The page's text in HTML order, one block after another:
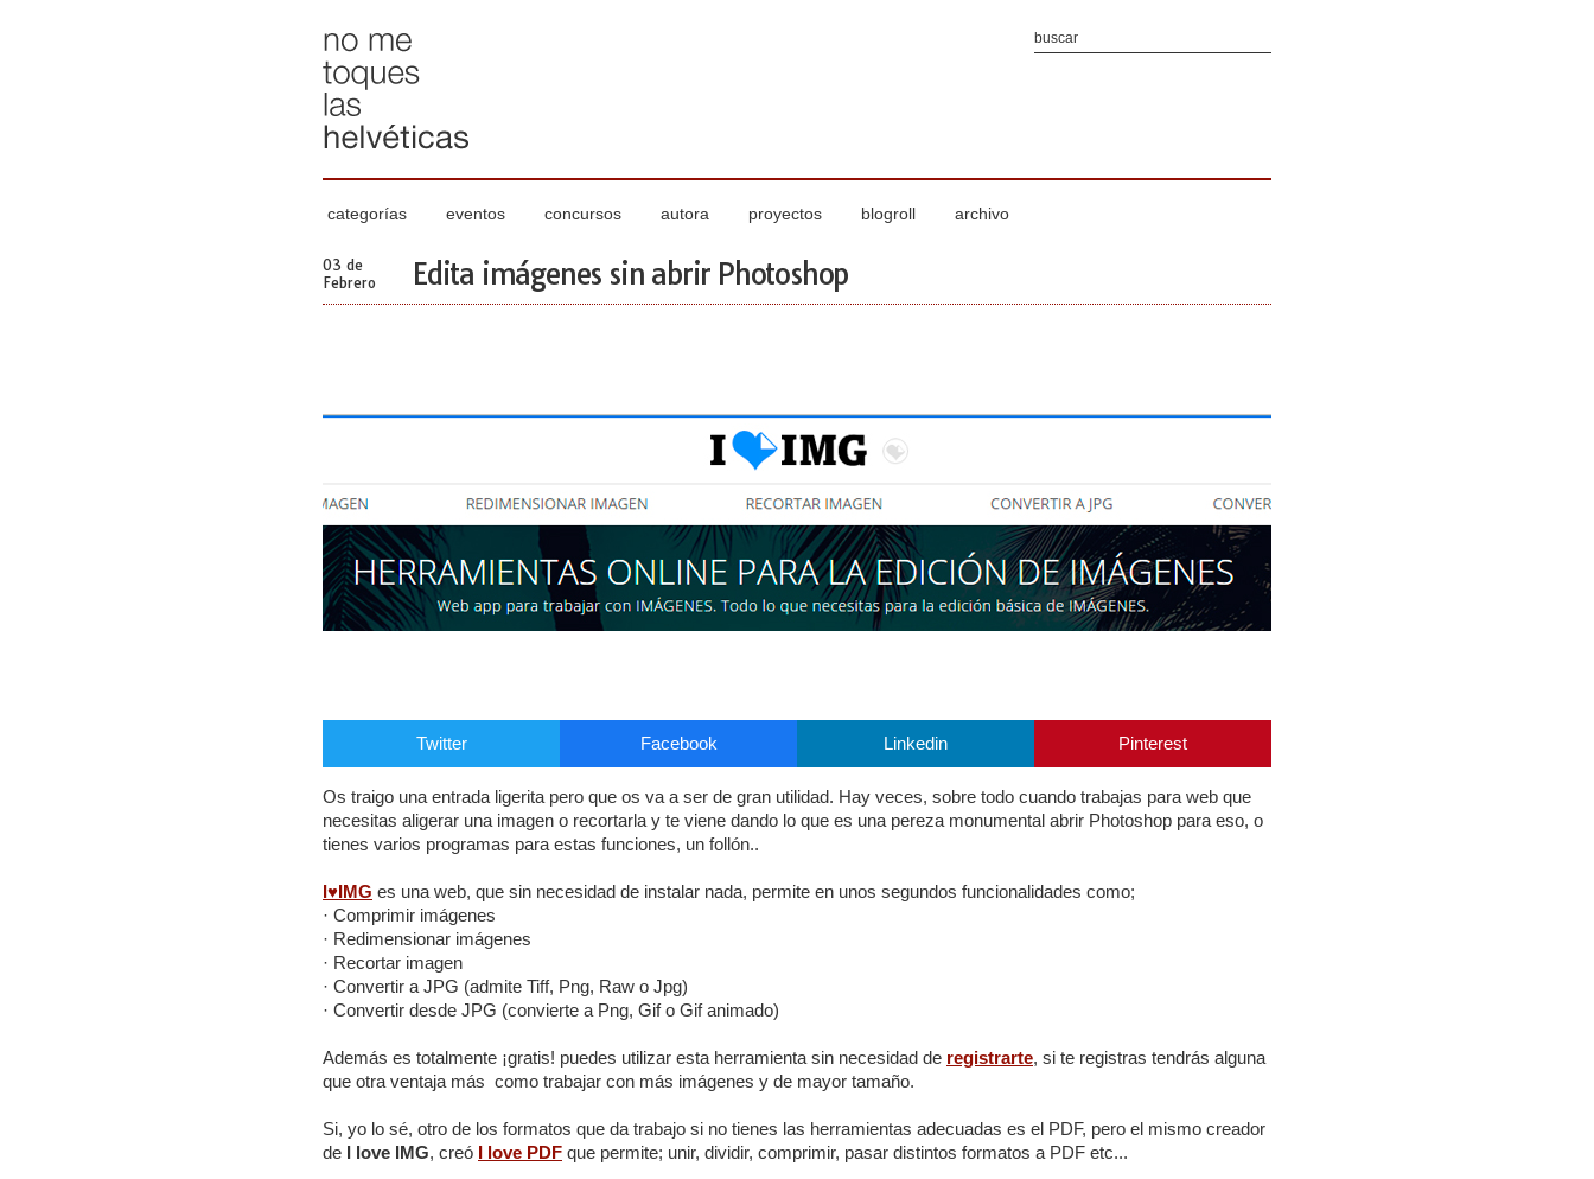
categorías eventos concursos autora proyectos blogroll archivo
03 de
Febrero
Edita imágenes sin abrir Photoshop
Twitter Facebook Linkedin Pinterest
Os traigo una entrada ligerita pero que os va a ser de gran utilidad. Hay veces, sobre todo cuando trabajas para web que
necesitas aligerar una imagen o recortarla y te viene dando lo que es una pereza monumental abrir Photoshop para eso, o
tienes varios programas para estas funciones, un follón..
I♥IMG es una web, que sin necesidad de instalar nada, permite en unos segundos funcionalidades como;
· Comprimir imágenes
· Redimensionar imágenes
· Recortar imagen
· Convertir a JPG (admite Tiff, Png, Raw o Jpg)
· Convertir desde JPG (convierte a Png, Gif o Gif animado)
Además es totalmente ¡gratis! puedes utilizar esta herramienta sin necesidad de registrarte, si te registras tendrás alguna
que otra ventaja más como trabajar con más imágenes y de mayor tamaño.
Si, yo lo sé, otro de los formatos que da trabajo si no tienes las herramientas adecuadas es el PDF, pero el mismo creador
de I love IMG, creó I love PDF que permite; unir, dividir, comprimir, pasar distintos formatos a PDF etc...